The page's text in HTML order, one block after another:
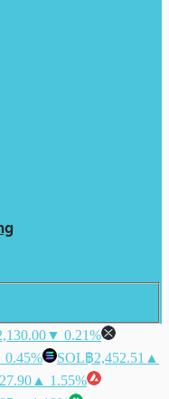
▼ 0.21%
SOL฿2,452.51 ▲
▲ 1.55%